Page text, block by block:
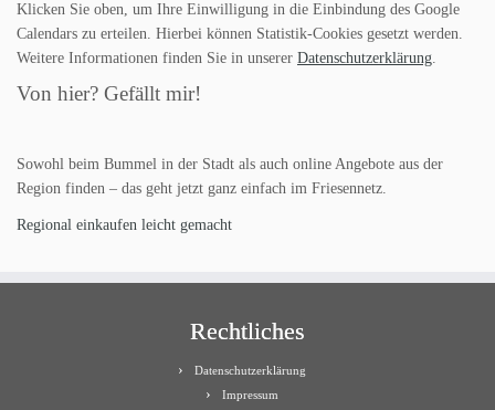
Klicken Sie oben, um Ihre Einwilligung in die Einbindung des Google
Calendars zu erteilen. Hierbei können Statistik-Cookies gesetzt werden.
Weitere Informationen finden Sie in unserer Datenschutzerklärung.
Von hier? Gefällt mir!
Sowohl beim Bummel in der Stadt als auch online Angebote aus der
Region finden – das geht jetzt ganz einfach im Friesennetz.
Regional einkaufen leicht gemacht
Rechtliches
Datenschutzerklärung
Impressum